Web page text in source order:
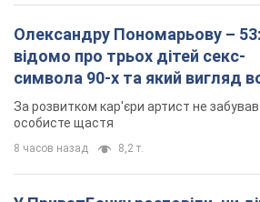
Олександру Пономарьову –
відомо про трьох дітей секс-
символа 90-х та який вигляд
мають
За розвитком кар'єри артист не
особисте щастя
8 часов назад 8,2 т.